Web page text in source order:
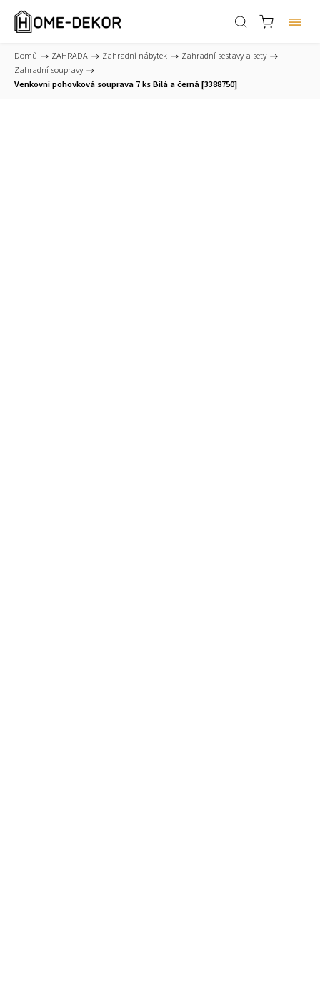
Domů / ZAHRADA / Zahradní nábytek / Zahradní sestavy a sety /
Zahradní soupravy /
Venkovní pohovková souprava 7 ks Bílá a černá [3388750]